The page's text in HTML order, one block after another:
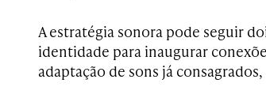
A estratégia sonora pode seguir
identidade para inaugurar
adaptação de sons já